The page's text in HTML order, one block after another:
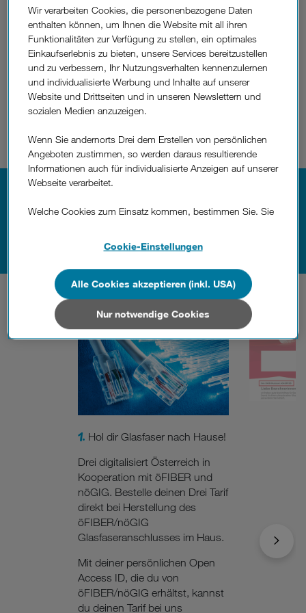
Gebieten.
Voraussetzungen: Glasfaser-Anschluss inklusive OA-ID bei Ausbaupartner öFIBER oder
nöGIG. 99 € Einmalentgelt für Netzinbetriebnahme wird von Drei in Rechnung gestellt
und gegen die für Drei intern anfallenden Kosten der öGIG Netzbetrieb GmbH
verrechnet. Die sonstigen Anschlusskosten verrechnet der Ausbaupartner direkt an den
Kunden.
10% Rabatt auf die monatlichen Grundentgelte ab zwei Tarifen aus
aktuellem Portfolio, die über eine gemeinsame Rechnung abgerechnet werden.
Ausgenommen: up- und Wertkarten-Tarife. Nicht mit anderen Aktionen kombinierbar.
Entgeltbestimmungen / Leistungsbeschreibungen füröFIBERbzw.nöGIG.
Voraussetzungenfür den Unlimited Mix.
kombinieren
gemeinsam profitieren.
Sofunktioniert's.
1. Hol dir Glasfaser nach Hause!
Drei digitalisiert Österreich in
Kooperation mit öFIBER und
nöGIG. Bestelle deinen Drei Tarif
direkt bei Herstellung des
öFIBER/nöGIG
Glasfaseranschlusses im Haus.
Mit deiner persönlichen Open
Access ID, die du von
öFIBER/nöGIG erhältst, kannst
du deinen Tarif bei uns
Wir verarbeiten Cookies, die personenbezogene Daten
enthalten können, um Ihnen die Website mit all ihren
Funktionalitäten zur Verfügung zu stellen, ein optimales
Einkaufserlebnis zu bieten, unsere Services bereitzustellen
und zu verbessern, Ihr Nutzungsverhalten kennenzulernen
und individualisierte Werbung und Inhalte auf unserer
Website und Drittseiten und in unseren Newslettern und
sozialen Medien anzuzeigen.
Wenn Sie andernorts Drei dem Erstellen von persönlichen
Angeboten zustimmen, so werden daraus resultierende
Informationen auch für individualisierte Anzeigen auf unserer
Webseite verarbeitet.
Welche Cookies zum Einsatz kommen, bestimmen Sie. Sie
Wenn Sie allen Cookies zustimmen, werden auch Cookies
von Drittanbietern verarbeitet, die Ihre Daten in Ländern
außerhalb der europäischen Union (z.B. in den USA)
verarbeiten. Sie unterliegen keinem EU-konformen
Datenschutzniveau und es stehen keine wirksamen
Rechtsbehelfe zur Verfügung.
Cookies von Unternehmen in Drittstaaten, die ein ähnliches
Datenschutzniveau wie in der Europäischen Union aufweisen
(z.B. Data Privacy Framework), werden wie europäische
Wenn Sie „Nur notwendige Cookies“ wählen, dann sind für
Sie nur jene Cookies im Einsatz, die zur Funktion dieser
Website unerlässlich sind.
Cookie-Einstellungen
Nur notwendige Cookies
Alle Cookies akzeptieren (inkl. USA)